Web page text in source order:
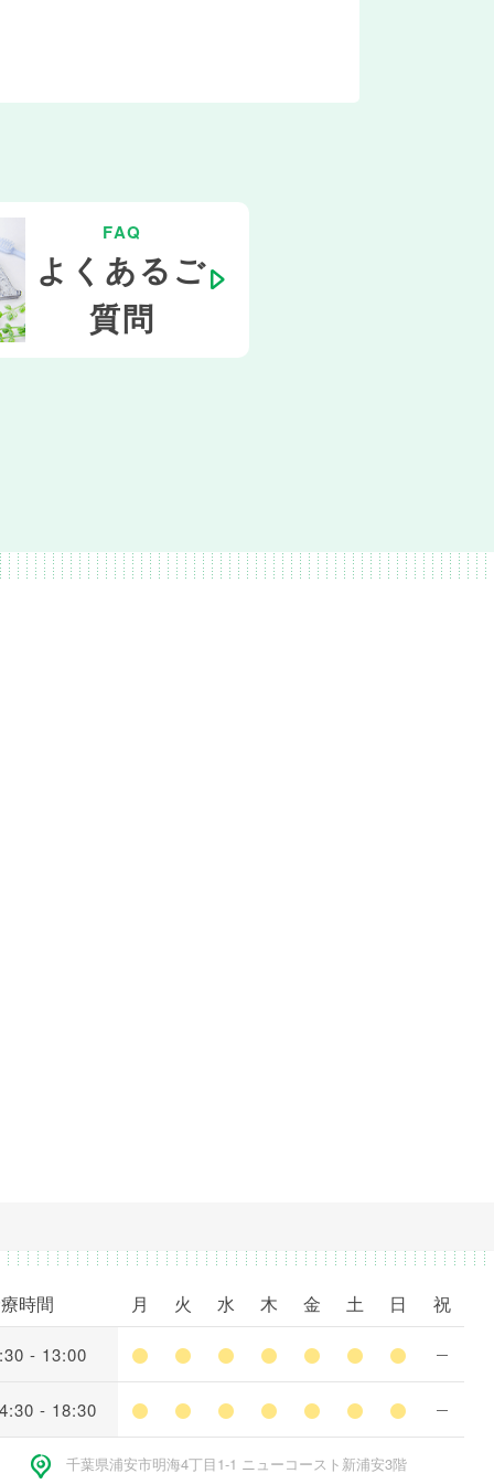
FAQ
よくあるご
質問
予約方法
アクセス
ブログ
採用情報(歯科医師)
時間 月 火 水 木 金 土 日 祝
- 13:00
- 18:30
千葉県浦安市明海4丁⽬1-1 ニューコースト新浦安3階